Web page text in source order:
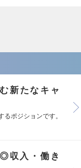
新たなキャ
ポジションです。
収入・働き